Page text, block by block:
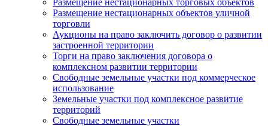
Размещение нестационарных объектов уличной
торговли
Аукционы на право заключить договор о развитии
застроенной территории
Торги на право заключения договора о
комплексном развитии территории
Свободные земельные участки под коммерческое
использование
Земельные участки под комплексное развитие
территорий
Свободные земельные участки